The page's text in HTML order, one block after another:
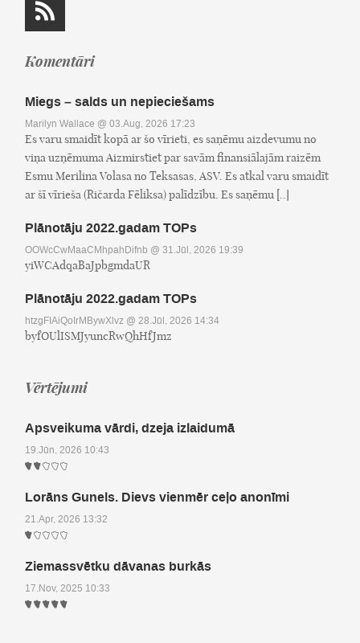
Komentāri
Miegs – salds un nepieciešams
Marilyn Wallace @ 03.Aug, 2026 17:23
Es varu smaidīt kopā ar šo vīrieti, es saņēmu aizdevumu no
viņa uzņēmuma Aizmirstiet par savām finansiālajām raizēm
Esmu Merilina Volasa no Teksasas, ASV. Es atkal varu smaidīt
ar šī vīrieša (Ričarda Fēliksa) palīdzību. Es saņēmu [..]
Plānotāju 2022.gadam TOPs
OOWcCwMaaCMhpahDifnb @ 31.Jūl, 2026 19:39
yiWCAdqaBaJpbgmdaUR
Plānotāju 2022.gadam TOPs
htzgFIAiQoIrMBywXlvz @ 28.Jūl, 2026 14:34
byfOUlISMJyuncRwQhHfJmz
Vērtējumi
Apsveikuma vārdi, dzeja izlaidumā
19.Jūn, 2026 10:43
Lorāns Gunels. Dievs vienmēr ceļo anonīmi
21.Apr, 2026 13:32
Ziemassvētku dāvanas burkās
17.Nov, 2025 10:33